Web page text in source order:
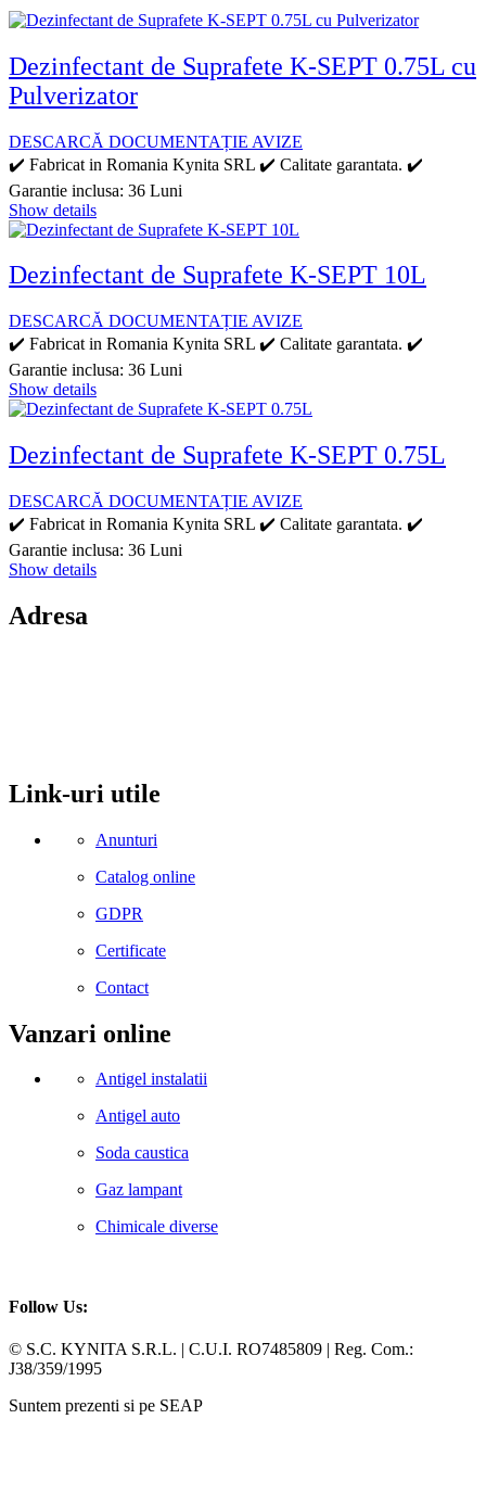
Dezinfectant de Suprafete K-SEPT 0.75L cu
Pulverizator
DESCARCĂ DOCUMENTAȚIE AVIZE
✔️ Fabricat in Romania Kynita SRL ✔️ Calitate garantata. ✔️
Garantie inclusa: 36 Luni
Show details
Dezinfectant de Suprafete K-SEPT 10L
DESCARCĂ DOCUMENTAȚIE AVIZE
✔️ Fabricat in Romania Kynita SRL ✔️ Calitate garantata. ✔️
Garantie inclusa: 36 Luni
Show details
Dezinfectant de Suprafete K-SEPT 0.75L
DESCARCĂ DOCUMENTAȚIE AVIZE
✔️ Fabricat in Romania Kynita SRL ✔️ Calitate garantata. ✔️
Garantie inclusa: 36 Luni
Show details
Adresa
Link-uri utile
Anunturi
Catalog online
GDPR
Certificate
Contact
Vanzari online
Antigel instalatii
Antigel auto
Soda caustica
Gaz lampant
Chimicale diverse
Follow Us:
Facebook
Whatsapp
© S.C. KYNITA S.R.L. | C.U.I. RO7485809 | Reg. Com.:
J38/359/1995
Suntem prezenti si pe SEAP